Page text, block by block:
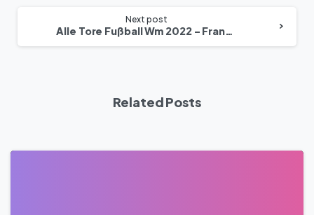
Next post
Alle Tore Fußball Wm 2022 – Frankreich Gegen Marokko
Related Posts